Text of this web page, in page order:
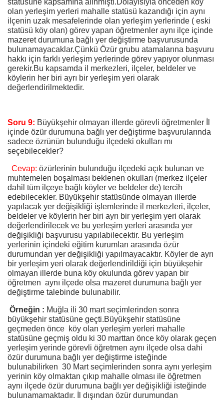
statüsüne kapsamına alınmıştı.Dolayısıyla önceden köy
olan yerleşim yerleri mahalle statüsü kazandığı için aynı
ilçenin uzak mesafelerinde olan yerleşim yerlerinde ( eski
statüsü köy olan) görev yapan öğretmenler aynı ilçe içinde
mazeret durumuna bağlı yer değiştirme başvurusunda
bulunamayacaklar.Çünkü Özür grubu atamalarına başvuru
hakkı için farklı yerleşim yerlerinde görev yapıyor olunması
gerekir.Bu kapsamda il merkezleri, ilçeler, beldeler ve
köylerin her biri ayrı bir yerleşim yeri olarak
değerlendirilmektedir.
Soru 9: Büyükşehir olmayan illerde görevli öğretmenler İl
içinde özür durumuna bağlı yer değiştirme başvurularında
sadece özrünün bulunduğu ilçedeki okulları mı
seçebilecekler?
Cevap: özürlerinin bulunduğu ilçedeki açık bulunan ve
muhtemelen boşalması beklenen okulları (merkez ilçeler
dahil tüm ilçeye bağlı köyler ve beldeler de) tercih
edebilecekler. Büyükşehir statüsünde olmayan illerde
yapılacak yer değişikliği işlemlerinde il merkezleri, ilçeler,
beldeler ve köylerin her biri ayrı bir yerleşim yeri olarak
değerlendirilecek ve bu yerleşim yerleri arasında yer
değişikliği başvurusu yapılabilecektir. Bu yerleşim
yerlerinin içindeki eğitim kurumları arasında özür
durumundan yer değişikliği yapılmayacaktır. Köyler de ayrı
bir yerleşim yeri olarak değerlendirildiği için büyükşehir
olmayan illerde buna köy okulunda görev yapan bir
öğretmen aynı ilçede olsa mazeret durumuna bağlı yer
değiştirme talebinde bulunabilir.
Örneğin : Muğla ili 30 mart seçimlerinden sonra
büyükşehir statüsüne geçti.Büyükşehir statüsüne
geçmeden önce köy olan yerleşim yerleri mahalle
statüsüne geçmiş oldu ki 30 marttan önce köy olarak geçen
yerleşim yerinde görevli öğretmen aynı ilçede olsa dahi
özür durumuna bağlı yer değiştirme isteğinde
bulunabilirken 30 Mart seçimlerinden sonra aynı yerleşim
yerinin köy olmaktan çıkıp mahalle olması ile öğretmen
aynı ilçede özür durumuna bağlı yer değişikliği isteğinde
bulunamamaktadır. İl dışından özür durumundan